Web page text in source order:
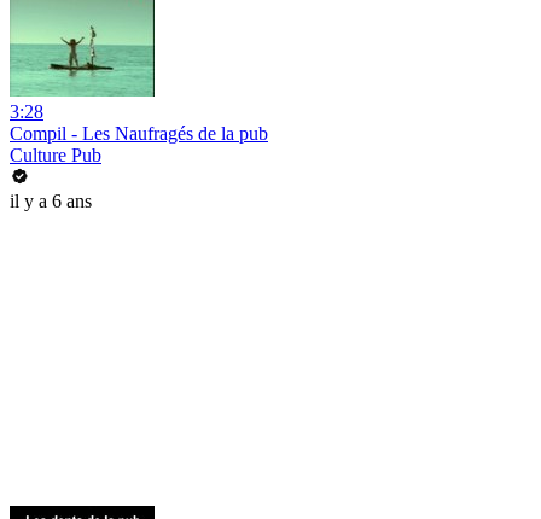
3:28
Compil - Les Naufragés de la pub
Culture Pub
il y a 6 ans